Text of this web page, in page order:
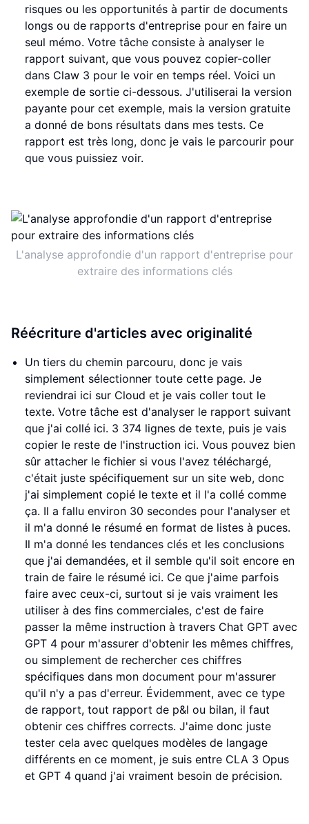
risques ou les opportunités à partir de documents
longs ou de rapports d'entreprise pour en faire un
seul mémo. Votre tâche consiste à analyser le
rapport suivant, que vous pouvez copier-coller
dans Claw 3 pour le voir en temps réel. Voici un
exemple de sortie ci-dessous. J'utiliserai la version
payante pour cet exemple, mais la version gratuite
a donné de bons résultats dans mes tests. Ce
rapport est très long, donc je vais le parcourir pour
que vous puissiez voir.
L'analyse approfondie d'un rapport d'entreprise pour
extraire des informations clés
Réécriture d'articles avec originalité
Un tiers du chemin parcouru, donc je vais
simplement sélectionner toute cette page. Je
reviendrai ici sur Cloud et je vais coller tout le
texte. Votre tâche est d'analyser le rapport suivant
que j'ai collé ici. 3 374 lignes de texte, puis je vais
copier le reste de l'instruction ici. Vous pouvez bien
sûr attacher le fichier si vous l'avez téléchargé,
c'était juste spécifiquement sur un site web, donc
j'ai simplement copié le texte et il l'a collé comme
ça. Il a fallu environ 30 secondes pour l'analyser et
il m'a donné le résumé en format de listes à puces.
Il m'a donné les tendances clés et les conclusions
que j'ai demandées, et il semble qu'il soit encore en
train de faire le résumé ici. Ce que j'aime parfois
faire avec ceux-ci, surtout si je vais vraiment les
utiliser à des fins commerciales, c'est de faire
passer la même instruction à travers Chat GPT avec
GPT 4 pour m'assurer d'obtenir les mêmes chiffres,
ou simplement de rechercher ces chiffres
spécifiques dans mon document pour m'assurer
qu'il n'y a pas d'erreur. Évidemment, avec ce type
de rapport, tout rapport de p&l ou bilan, il faut
obtenir ces chiffres corrects. J'aime donc juste
tester cela avec quelques modèles de langage
différents en ce moment, je suis entre CLA 3 Opus
et GPT 4 quand j'ai vraiment besoin de précision.